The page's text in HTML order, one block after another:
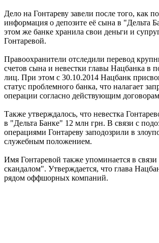
Дело на Гонтареву завели после того, как
информация о депозите её сына в "Дельта
этом же банке хранила свои деньги и
Гонтаревой.
Правоохранители отследили перевод
счетов сына и невестки главы Нацбанка в
лиц. При этом с 30.10.2014 Нацбанк
статус проблемного банка, что налагает
операции согласно действующим
Также утверждалось, что невестка
в "Дельта Банке" 12 млн грн. В связи с
операциями Гонтареву заподозрили в
служебным положением.
Имя Гонтаревой также упоминается в
скандалом". Утверждается, что глава
рядом оффшорных компаний.